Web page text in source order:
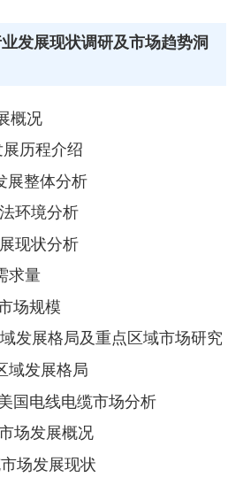
业发展现状调研及市场趋势洞
概况
展历程介绍
展整体分析
环境分析
现状分析
求量
场规模
发展格局及重点区域市场研究
域发展格局
国电线电缆市场分析
场发展概况
场发展现状